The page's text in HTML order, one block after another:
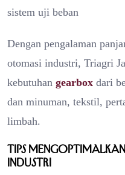
sistem uji beban
Dengan pengalaman
otomasi industri, Triagri
kebutuhan gearbox dari
dan minuman, tekstil,
limbah.
Tips
Industri